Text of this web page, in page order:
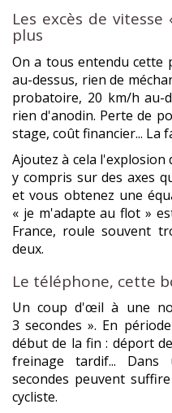
Les excès de
plus
On a tous entendu cette
au-dessus, rien de
probatoire, 20 km/h au-
rien d'anodin. Perte de
stage, coût financier... La
Ajoutez à cela
y compris sur des axes
et vous obtenez une
« je m'adapte au flot »
France, roule souvent
deux.
Le téléphone, cette
Un coup d'œil à une
3 secondes ». En
début de la fin : déport
freinage tardif...
secondes peuvent
cycliste.